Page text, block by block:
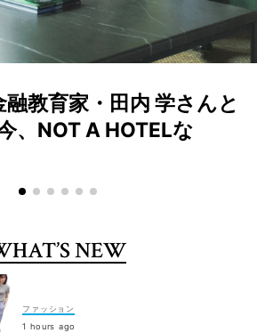
教育家・田内 学さんと
、NOT A HOTELな
NEW
ファッション
1 hours ago